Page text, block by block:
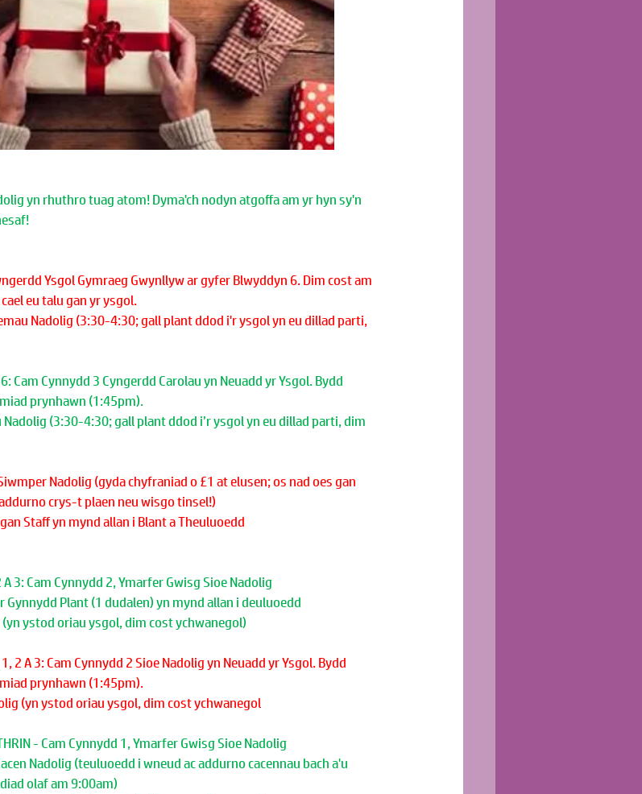
yn rhuthro tuag atom! Dyma'ch nodyn atgoffa am yr hyn sy'n
Ysgol Gymraeg Gwynllyw ar gyfer Blwyddyn 6. Dim cost am
eu talu gan yr ysgol.
Nadolig (3:30-4:30; gall plant ddod i'r ysgol yn eu dillad parti,
Cam Cynnydd 3 Cyngerdd Carolau yn Neuadd yr Ysgol. Bydd
prynhawn (1:45pm).
Nadolig (3:30-4:30; gall plant ddod i’r ysgol yn eu dillad parti, dim
Nadolig (gyda chyfraniad o £1 at elusen; os nad oes gan
crys-t plaen neu wisgo tinsel!)
Staff yn mynd allan i Blant a Theuluoedd
3: Cam Cynnydd 2, Ymarfer Gwisg Sioe Nadolig
Gynnydd Plant (1 dudalen) yn mynd allan i deuluoedd
(yn ystod oriau ysgol, dim cost ychwanegol)
2 A 3: Cam Cynnydd 2 Sioe Nadolig yn Neuadd yr Ysgol. Bydd
prynhawn (1:45pm).
(yn ystod oriau ysgol, dim cost ychwanegol
- Cam Cynnydd 1, Ymarfer Gwisg Sioe Nadolig
Nadolig (teuluoedd i wneud ac addurno cacennau bach a'u
olaf am 9:00am)